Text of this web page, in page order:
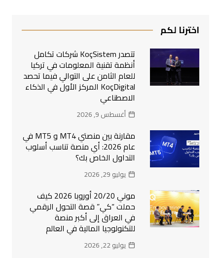
اخترنا لكم
تتصدر KoçSistem شركات تكامل
أنظمة تقنية المعلومات في تركيا
للعام الثامن على التوالي فيما تحصد
KoçDigital المركز الأول في الذكاء
الاصطناعي
أغسطس 9, 2026
مقارنة بين منصتي MT4 و MT5 في
عام 2026: أي منصة تناسب أسلوب
التداول الخاص بك؟
يوليو 29, 2026
موني 20/20 أوروبا 2026 كيف
حملت “كي” قصة التحول الرقمي
في العراق إلى أكبر منصة
للتكنولوجيا المالية في العالم
يوليو 22, 2026